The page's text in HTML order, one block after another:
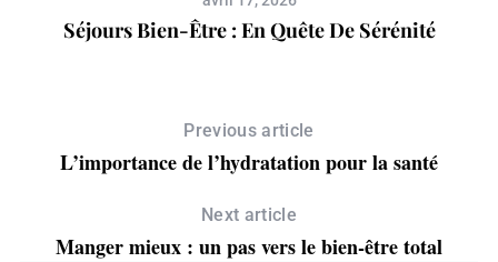
Séjours Bien-Être : En Quête De Sérénité
Previous article
L’importance de l’hydratation pour la santé
Next article
Manger mieux : un pas vers le bien-être total